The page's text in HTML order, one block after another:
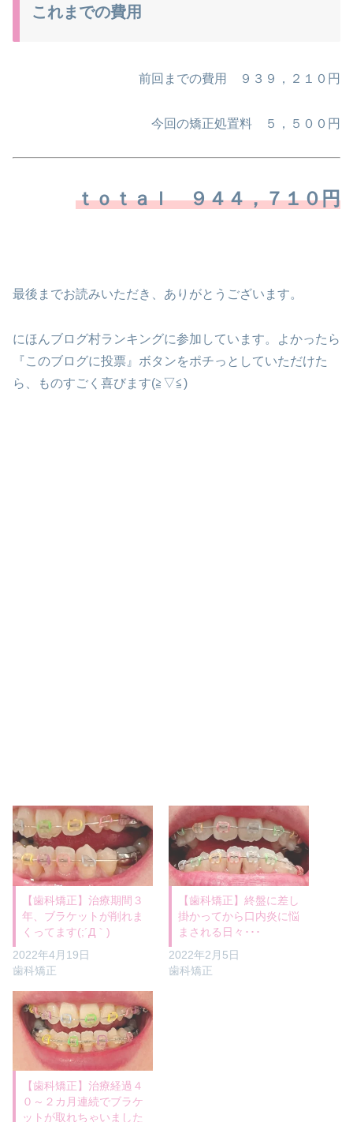
これまでの費用
前回までの費用 ９３９，２１０円
今回の矯正処置料 ５，５００円
ｔｏｔａｌ ９４４，７１０円
最後までお読みいただき、ありがとうございます。
にほんブログ村ランキングに参加しています。よかったら
『このブログに投票』ボタンをポチっとしていただけた
ら、ものすごく喜びます(≧▽≦)
【歯科矯正】治療期間３
年、ブラケットが削れま
くってます(;´Д｀)
2022年4月19日
歯科矯正
【歯科矯正】終盤に差し
掛かってから口内炎に悩
まされる日々･･･
2022年2月5日
歯科矯正
【歯科矯正】治療経過４
０～２カ月連続でブラケ
ットが取れちゃいました